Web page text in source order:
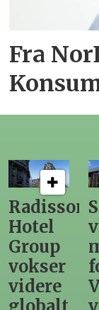
Fra
Stiklestad
vokser
med
fotball-
VMs